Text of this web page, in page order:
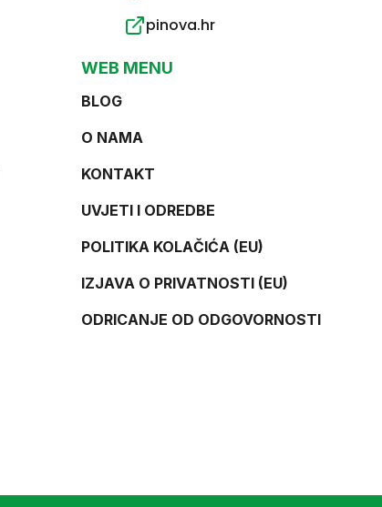
pinova.hr
WEB MENU
BLOG
O NAMA
KONTAKT
UVJETI I ODREDBE
POLITIKA KOLAČIĆA (EU)
IZJAVA O PRIVATNOSTI (EU)
ODRICANJE OD ODGOVORNOSTI